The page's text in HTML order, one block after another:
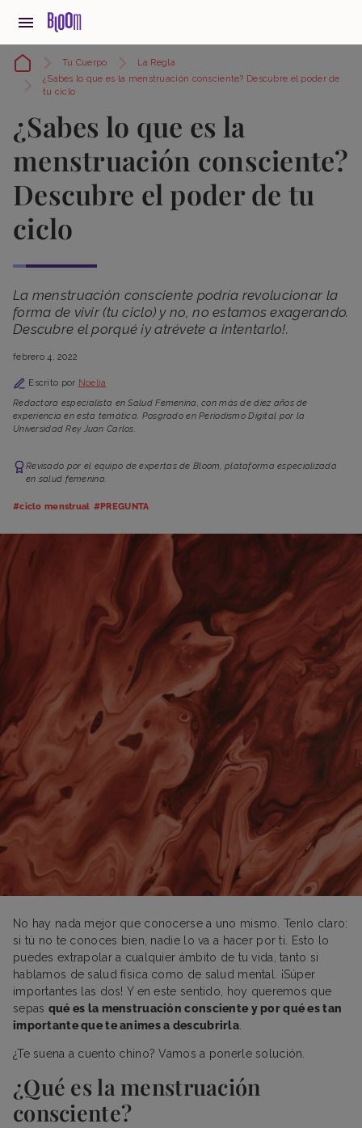
Tu Cuerpo
La Regla
¿Sabes lo que es la menstruación consciente? Descubre el poder de
tu ciclo
¿Sabes lo que es la
menstruación consciente?
Descubre el poder de tu
ciclo
La menstruación consciente podría revolucionar la
forma de vivir (tu ciclo) y no, no estamos exagerando.
Descubre el porqué ¡y atrévete a intentarlo!.
febrero 4, 2022
Escrito por Noelia
Redactora especialista en Salud Femenina, con más de diez años de
experiencia en esta temática. Posgrado en Periodismo Digital por la
Universidad Rey Juan Carlos.
Revisado por el equipo de expertas de Bloom, plataforma especializada
en salud femenina.
#ciclo menstrual #PREGUNTA
No hay nada mejor que conocerse a uno mismo. Tenlo claro:
si tú no te conoces bien, nadie lo va a hacer por ti. Esto lo
puedes extrapolar a cualquier ámbito de tu vida, tanto si
hablamos de salud física como de salud mental. ¡Súper
importantes las dos! Y en este sentido, hoy queremos que
sepas qué es la menstruación consciente y por qué es tan
importante que te animes a descubrirla.
¿Te suena a cuento chino? Vamos a ponerle solución.
¿Qué es la menstruación
consciente?